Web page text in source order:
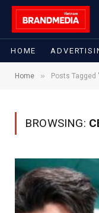
HOME
Home » Posts Tagged
BROWSING: